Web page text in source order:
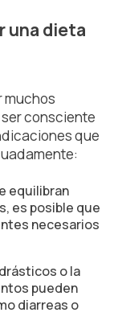
una dieta
muchos
consciente
que
equilibran
es posible que
necesarios
o la
pueden
diarreas o